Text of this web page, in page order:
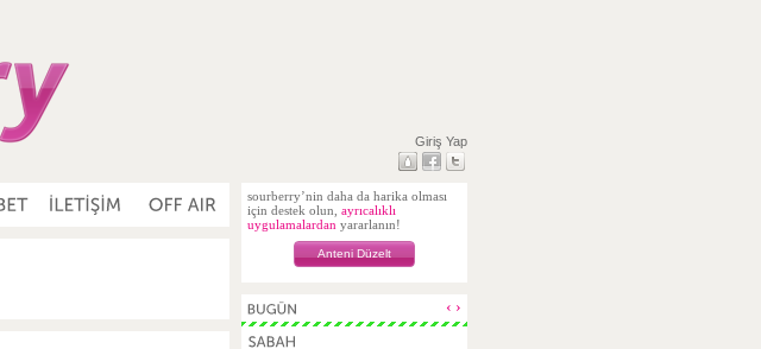
Giriş Yap
sourberry’nin daha da harika olması
için destek olun, ayrıcalıklı
uygulamalardan yararlanın!
Anteni Düzelt
‹ ›